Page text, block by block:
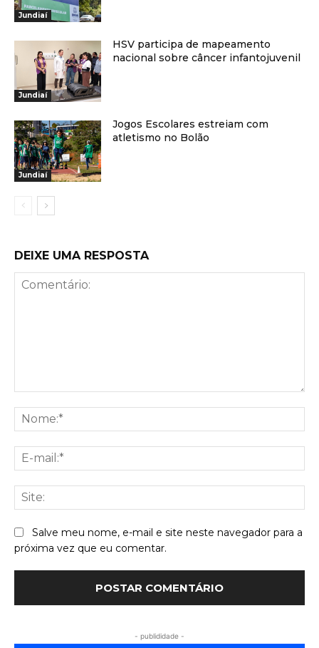
Jundiaí
Jundiaí
HSV participa de mapeamento
nacional sobre câncer infantojuvenil
Jundiaí
Jogos Escolares estreiam com
atletismo no Bolão
DEIXE UMA RESPOSTA
Salve meu nome, e-mail e site neste navegador para a
próxima vez que eu comentar.
- publididade -